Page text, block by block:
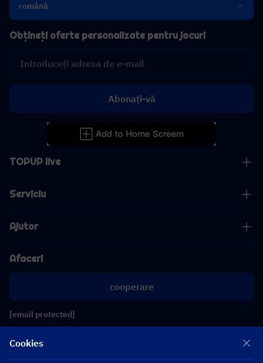
română
TOPUP live
Serviciu
Ajutor
Afaceri
cooperare
[email protected]
Obțineți oferte personalizate pentru jocuri
Abonați-vă
Cookies